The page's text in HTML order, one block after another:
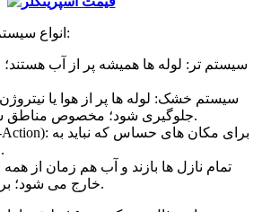
انواع سیستم های اسپرینکلر شامل:
سیستم خشک: لوله ها پر از هوا یا نیتروژن
جلوگیری شود؛ مخصوص مناطق سرد یا پارکینگ ها.
اشتباه فعال شود.
خارج می شود؛ برای صنایع پرخطر.